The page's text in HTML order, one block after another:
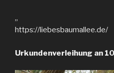
„
https://liebesbaumallee.de/
Urkundenverleihung an